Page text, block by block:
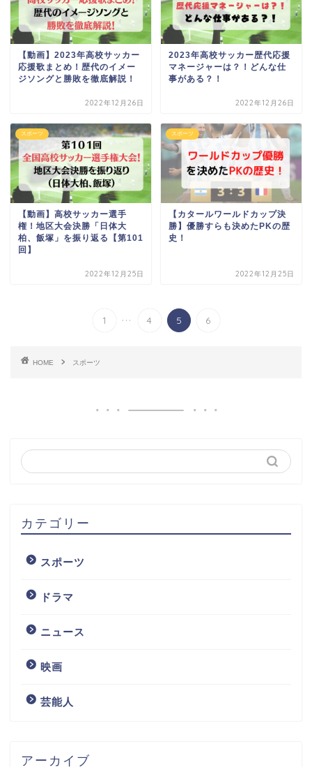
【動画】2023年高校サッカー
応援歌まとめ！歴代のイメー
ジソングと勝敗を徹底解説！
2022年12月26日
2023年高校サッカー歴代応援
マネージャーは？！どんな仕
事がある？！
2022年12月26日
スポーツ
【動画】高校サッカー選手
権！地区大会決勝「日体大
柏、飯塚」を振り返る【第101
回】
2022年12月25日
スポーツ
【カタールワールドカップ決
勝】優勝すらも決めたPKの歴
史！
2022年12月25日
1 ... 4 5 6
HOME スポーツ
カテゴリー
スポーツ
ドラマ
ニュース
映画
芸能人
アーカイブ